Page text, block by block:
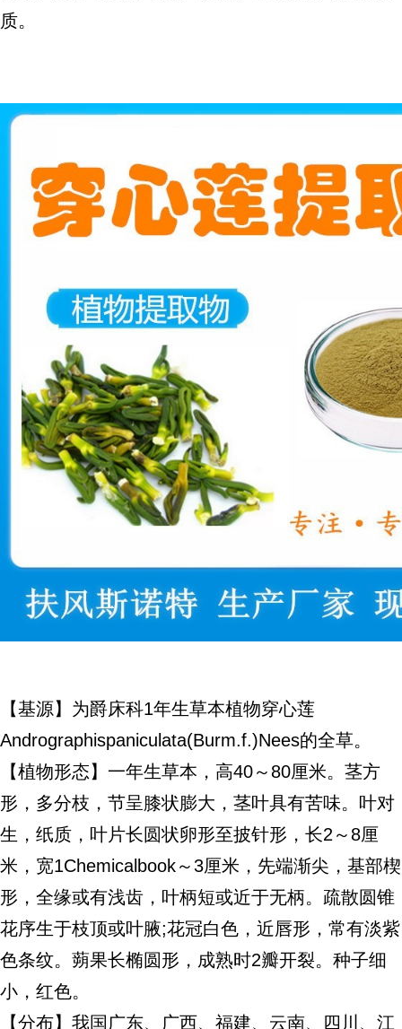
质。
【基源】为爵床科1年生草本植物穿心莲
Andrographispaniculata(Burm.f.)Nees的全草。
【植物形态】一年生草本，高40～80厘米。茎方
形，多分枝，节呈膝状膨大，茎叶具有苦味。叶对
生，纸质，叶片长圆状卵形至披针形，长2～8厘
米，宽1Chemicalbook～3厘米，先端渐尖，基部楔
形，全缘或有浅齿，叶柄短或近于无柄。疏散圆锥
花序生于枝顶或叶腋;花冠白色，近唇形，常有淡紫
色条纹。蒴果长椭圆形，成熟时2瓣开裂。种子细
小，红色。
【分布】我国广东、广西、福建、云南、四川、江